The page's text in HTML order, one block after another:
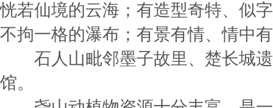
恍若仙境的云海；有造型奇特、似
不拘一格的瀑布；有景有情、情中
石人山毗邻墨子故里、楚长城遗
馆。